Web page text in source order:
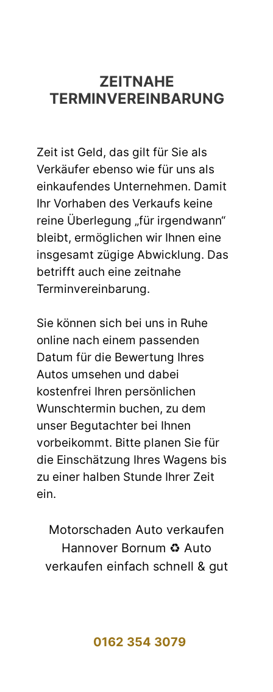
ZEITNAHE
TERMINVEREINBARUNG
Zeit ist Geld, das gilt für Sie als
Verkäufer ebenso wie für uns als
einkaufendes Unternehmen. Damit
Ihr Vorhaben des Verkaufs keine
reine Überlegung „für irgendwann“
bleibt, ermöglichen wir Ihnen eine
insgesamt zügige Abwicklung. Das
betrifft auch eine zeitnahe
Terminvereinbarung.
Sie können sich bei uns in Ruhe
online nach einem passenden
Datum für die Bewertung Ihres
Autos umsehen und dabei
kostenfrei Ihren persönlichen
Wunschtermin buchen, zu dem
unser Begutachter bei Ihnen
vorbeikommt. Bitte planen Sie für
die Einschätzung Ihres Wagens bis
zu einer halben Stunde Ihrer Zeit
ein.
Motorschaden Auto verkaufen
Hannover Bornum ♻️ Auto
verkaufen einfach schnell & gut
0162 354 3079